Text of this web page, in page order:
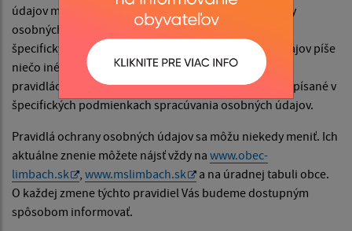
údajov majú prednosť pred týmito pravidlami ochrany
osobných údajov. To znamená, že ak sa napríklad v
špecifických podmienkach spracúvania osobných údajov píše
niečo iné alebo niečo navyše, než je napísané v týchto
pravidlách ochrany osobných údajov, platí to, čo je napísané v
špecifických podmienkach spracúvania osobných údajov.
Pravidlá ochrany osobných údajov sa môžu niekedy meniť. Ich
aktuálne znenie môžete nájsť vždy na www.obec-
limbach.sk
www.mslimbach.sk
a na úradnej tabuli obce.
O každej zmene týchto pravidiel Vás budeme dostupným
spôsobom informovať.